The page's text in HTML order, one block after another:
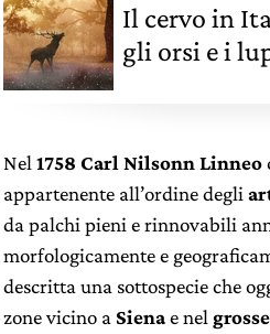
Il cervo in
gli orsi e i
Nel 1758 Carl Nilsonn Linneo
appartenente all’ordine degli
da palchi pieni e rinnovabili
morfologicamente e
descritta una sottospecie che
zone vicino a Sienae nel